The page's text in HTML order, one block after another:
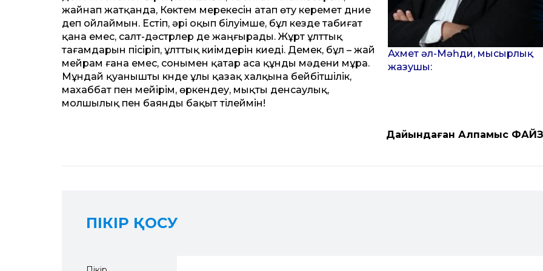
Ахмет әл-Мәһди, мысырлық
жазушы:
жайнап жатқанда, Көктем мерекесін атап өту керемет дүние
деп ойлаймын. Естіп, әрі оқып білуімше, бұл кезде табиғат
қана емес, салт-дәстүрлер де жаңғырады. Жұрт ұлттық
тағамдарын пісіріп, ұлттық киімдерін киеді. Демек, бұл – жай
мейрам ғана емес, сонымен қатар аса құнды мәдени мұра.
Мұндай қуанышты күнде ұлы қазақ халқына бейбітшілік,
махаббат пен мейірім, өркендеу, мықты денсаулық,
молшылық пен баянды бақыт тілеймін!
Дайындаған Алпамыс
ПІКІР ҚОСУ